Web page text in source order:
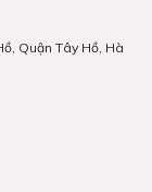
Quận Tây Hồ, Hà